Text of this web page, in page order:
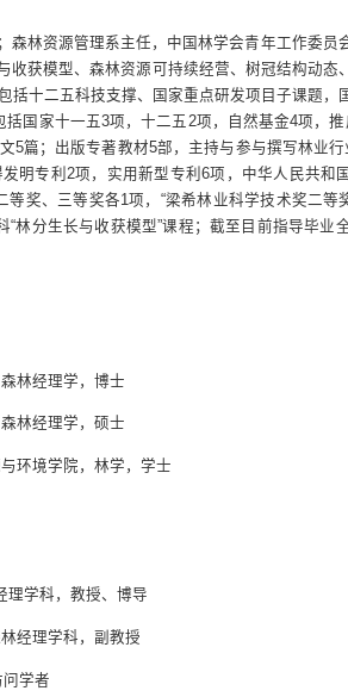
森林资源管理系主任，中国林学会青年工作委员
收获模型、森林资源可持续经营、树冠结构动态
括十二五科技支撑、国家重点研发项目子课题，
国家十一五3项，十二五2项，自然基金4项，
5篇；出版专著教材5部，主持与参与撰写林业
明专利2项，实用新型专利6项，中华人民共和
奖、三等奖各1项，“梁希林业科学技术奖二等
“林分生长与收获模型”课程；截至目前指导毕业
林经理学，博士
林经理学，硕士
环境学院，林学，学士
理学科，教授、博导
经理学科，副教授
学者